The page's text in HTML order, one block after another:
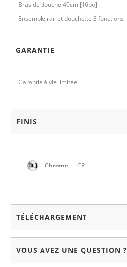
Bras de douche 40cm [16po]
Ensemble rail et douchette 3 fonctions
GARANTIE
Garantie à vie limitée
FINIS
Chrome CR
TÉLÉCHARGEMENT
VOUS AVEZ UNE QUESTION ?